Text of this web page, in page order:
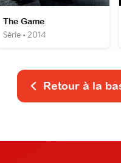
The Game
Série • 2014
Retour à la